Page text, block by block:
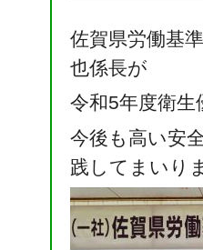
佐賀県労働基
也係長が
令和5年度衛
今後も高い安
践してまいり